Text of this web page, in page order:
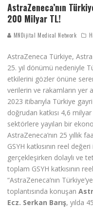
AstraZeneca’nın
200 Milyar TL!
MNDijital Medical Network
AstraZeneca Türkiye,
25. yıl dönümü nedeniyle
etkilerini gözler önüne
verilerin ve rakamların yer
2023 itibarıyla Türkiye
doğrudan katkısı 4,6
sektörlere yayılan bir
AstraZeneca’nın 25 yıllık
GSYH katkısının reel
gerçekleşirken dolaylı ve
toplam GSYH katkısının
“AstraZeneca’nın
toplantısında konuşan
Ecz. Serkan Barış, yılda